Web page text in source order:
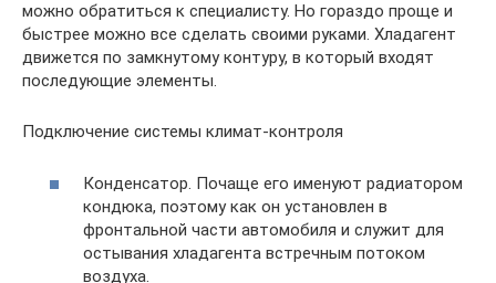
можно обратиться к специалисту. Но гораздо проще и
быстрее можно все сделать своими руками. Хладагент
движется по замкнутому контуру, в который входят
последующие элементы.
Подключение системы климат-контроля
Конденсатор. Почаще его именуют радиатором
кондюка, поэтому как он установлен в
фронтальной части автомобиля и служит для
остывания хладагента встречным потоком
воздуха.